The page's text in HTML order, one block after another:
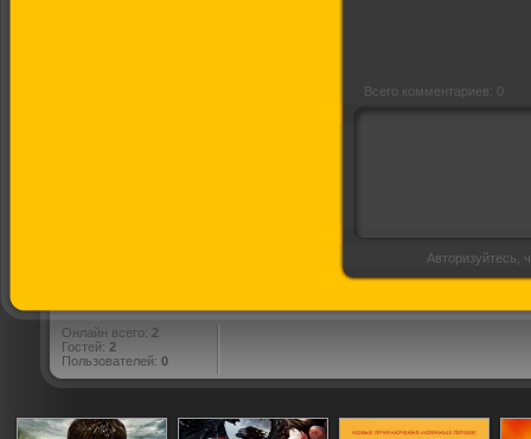
Всего комментариев: 0
Авторизуйтесь,
Онлайн всего: 2
Гостей: 2
Пользователей: 0